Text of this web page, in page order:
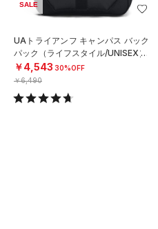
SALE
UAトライアンフ キャンパス バック
パック（ライフスタイル/UNISEX）
￥4,543 30%OFF
￥6,490